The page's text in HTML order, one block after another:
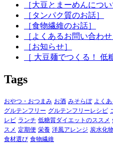
［大豆とまーめんについ
［タンパク質のお話］
［食物繊維のお話］
［よくあるお問い合わせ
［お知らせ］
［ 大豆麺でつくる！ 低
Tags
おやつ・おつまみ お酒 みそらぼ よく
グルテンフリー グルテンフリーレシピ
レビ ランチ 低糖質ダイエットのススメ
スメ 定期便 栄養 洋風アレンジ 炭水化物
食材選び 食物繊維